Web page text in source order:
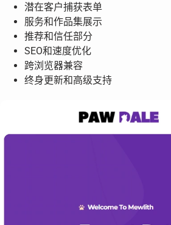
潜在客户捕获表单
服务和作品集展示
推荐和信任部分
SEO和速度优化
跨浏览器兼容
终身更新和高级支持